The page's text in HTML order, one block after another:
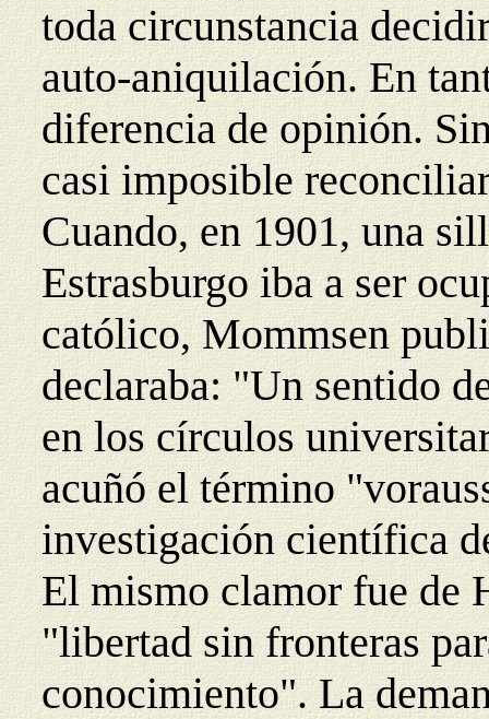
toda circunstancia
auto-aniquilación. En
diferencia de opinión.
casi imposible
Cuando, en 1901, una
Estrasburgo iba a ser
católico, Mommsen
declaraba: "Un sentido
en los círculos
acuñó el término
investigación científica
El mismo clamor fue de
"libertad sin fronteras
conocimiento". La